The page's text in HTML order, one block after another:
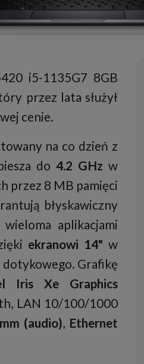
i5-1135G7 8GB
przez lata służył
cenie.
na co dzień z
do 4.2 GHz w
przez 8 MB pamięci
błyskawiczny
aplikacjami
ekranowi 14" w
dotykowego. Grafikę
Iris Xe Graphics
LAN 10/100/1000
(audio), Ethernet